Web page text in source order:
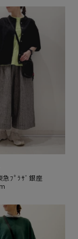
急ﾌﾟﾗｻﾞ銀座